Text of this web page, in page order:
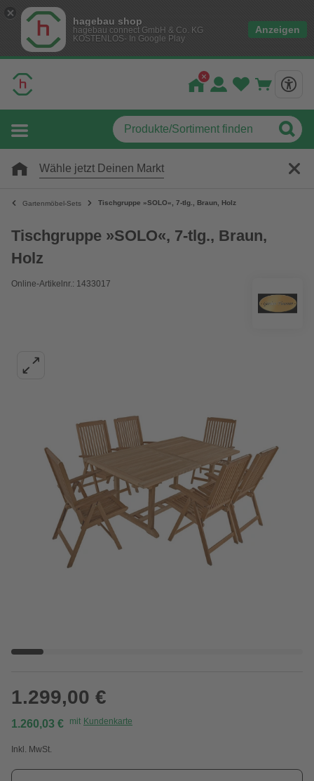
hagebau shop
hagebau connect GmbH & Co. KG
KOSTENLOS- In Google Play
Anzeigen
Wähle jetzt Deinen Markt
Gartenmöbel-Sets Tischgruppe »SOLO«, 7-tlg., Braun, Holz
Tischgruppe »SOLO«, 7-tlg., Braun,
Holz
Online-Artikelnr.: 1433017
1.299,00 €
1.260,03 € mit Kundenkarte
Inkl. MwSt.